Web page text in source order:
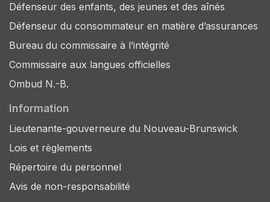
Défenseur des enfants, des jeunes et des aînés
Défenseur du consommateur en matière d’assurances
Bureau du commissaire à l’intégrité
Commissaire aux langues officielles
Ombud N.-B.
Information
Lieutenante-gouverneure du Nouveau-Brunswick
Lois et règlements
Répertoire du personnel
Avis de non-responsabilité